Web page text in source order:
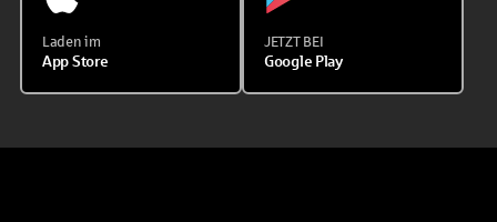
Laden im
App Store
JETZT BEI
Google Play